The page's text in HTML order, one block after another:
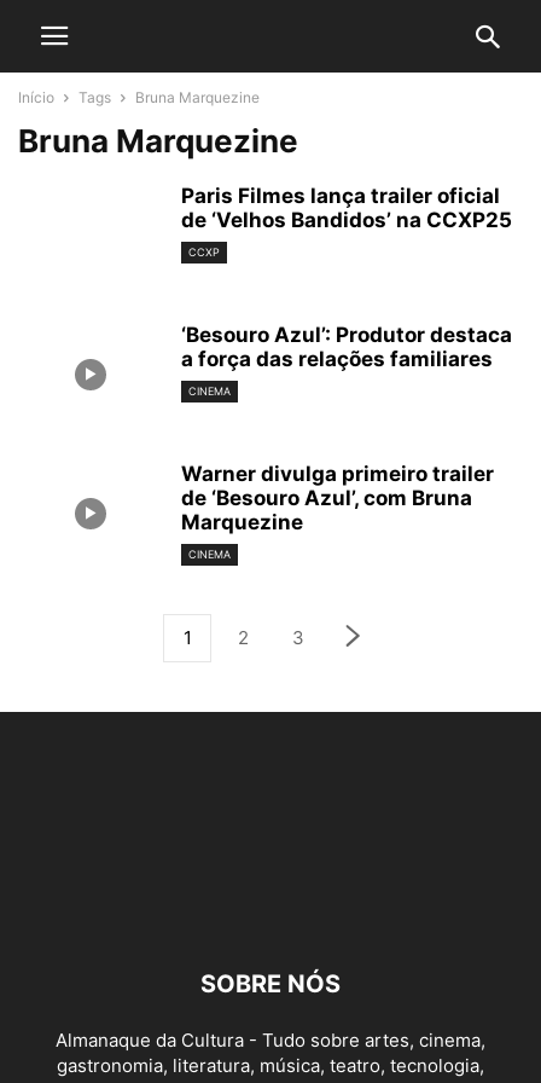
Início Tags Bruna Marquezine
Bruna Marquezine
Paris Filmes lança trailer oficial
de ‘Velhos Bandidos’ na CCXP25
CCXP
‘Besouro Azul’: Produtor destaca
a força das relações familiares
CINEMA
Warner divulga primeiro trailer
de ‘Besouro Azul’, com Bruna
Marquezine
CINEMA
1 2 3
SOBRE NÓS
Almanaque da Cultura - Tudo sobre artes, cinema,
gastronomia, literatura, música, teatro, tecnologia,